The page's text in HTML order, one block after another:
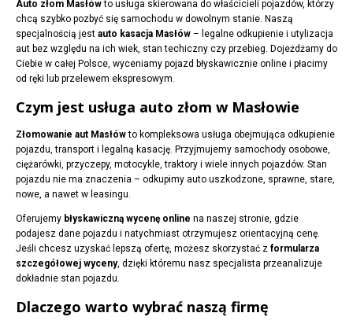
Auto złom Masłówto usługa skierowana do właścicieli pojazdów, którzy
chcą szybko pozbyć się samochodu w dowolnym stanie. Naszą
specjalnością jest auto kasacja Masłów – legalne odkupienie i utylizacja
aut bez względu na ich wiek, stan techiczny czy przebieg. Dojeżdżamy do
Ciebie w całej Polsce, wyceniamy pojazd błyskawicznie online i płacimy
od ręki lub przelewem ekspresowym.
Czym jest usługa auto złom w Masłowie
Złomowanie aut Masłówto kompleksowa usługa obejmująca odkupienie
pojazdu, transport i legalną kasację. Przyjmujemy samochody osobowe,
ciężarówki, przyczepy, motocykle, traktory i wiele innych pojazdów. Stan
pojazdu nie ma znaczenia – odkupimy auto uszkodzone, sprawne, stare,
nowe, a nawet w leasingu.
Oferujemy błyskawiczną wycenę online na naszej stronie, gdzie
podajesz dane pojazdu i natychmiast otrzymujesz orientacyjną cenę.
Jeśli chcesz uzyskać lepszą ofertę, możesz skorzystać z formularza
szczegółowej wyceny, dzięki któremu nasz specjalista przeanalizuje
dokładnie stan pojazdu.
Dlaczego warto wybrać naszą firmę